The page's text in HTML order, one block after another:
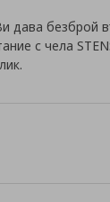
дава
с чела